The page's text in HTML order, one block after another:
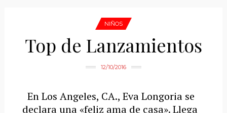
NIÑOS
Top de Lanzamientos
12/10/2016
En Los Angeles, CA., Eva Longoria se
declara una «feliz ama de casa». Llega